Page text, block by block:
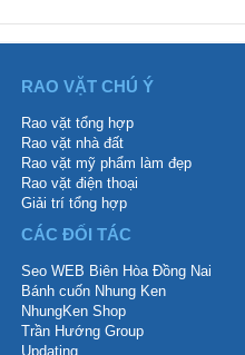
RAO VẶT CHÚ Ý
Rao vặt tổng hợp
Rao vặt nhà đất
Rao vặt mỹ phẩm làm đẹp
Rao vặt điện thoại
Giải trí tổng hợp
CÁC ĐỐI TÁC
Seo WEB Biên Hòa Đồng Nai
Bánh cuốn Nhung Ken
NhungKen Shop
Trần Hướng Group
Updating...